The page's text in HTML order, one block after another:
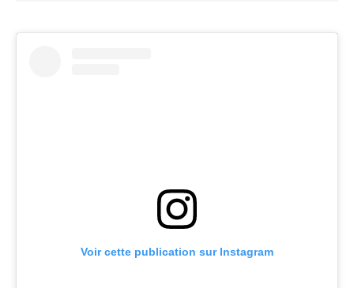
Voir cette publication sur Instagram